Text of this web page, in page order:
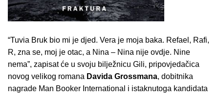
“Tuvia Bruk bio mi je djed. Vera je moja baka. Refael, Rafi,
R, zna se, moj je otac, a Nina – Nina nije ovdje. Nine
nema”, zapisat će u svoju bilježnicu Gili, pripovjedačica
novog velikog romana Davida Grossmana, dobitnika
nagrade Man Booker International i istaknutoga kandidata